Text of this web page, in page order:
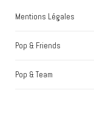
Mentions Légales
Pop & Friends
Pop & Team